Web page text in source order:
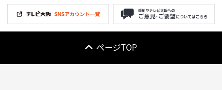
ページTOP